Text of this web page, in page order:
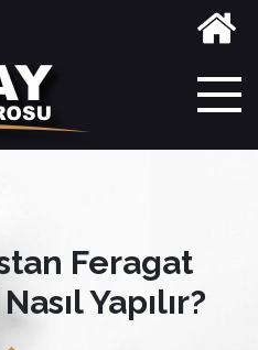
Feragat
Yapılır?